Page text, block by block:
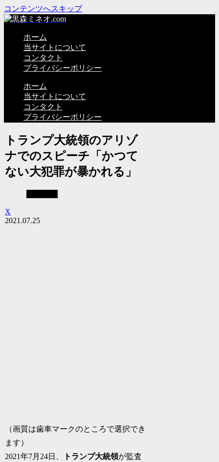
コンテンツへスキップ
ホーム
当サイトについて
コンタクト
プライバシーポリシー
ホーム
当サイトについて
コンタクト
プライバシーポリシー
トランプ大統領のアリゾ
ナでのスピーチ「かつて
ない大犯罪が暴かれる」
X
2021.07.25
（画質は歯車マークのところで選択でき
ます）
2021年7月24日、
トランプ大統領が監査